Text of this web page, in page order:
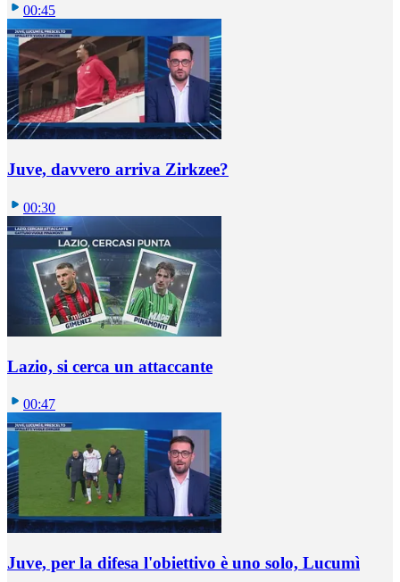
00:45
Juve, davvero arriva Zirkzee?
00:30
Lazio, si cerca un attaccante
00:47
Juve, per la difesa l'obiettivo è uno solo, Lucumì